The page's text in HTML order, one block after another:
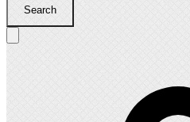
Search